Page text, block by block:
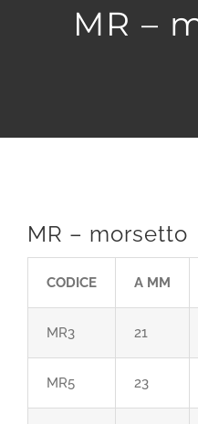
MR –
MR – morsetto
CODICE A MM
MR3 21
MR5 23